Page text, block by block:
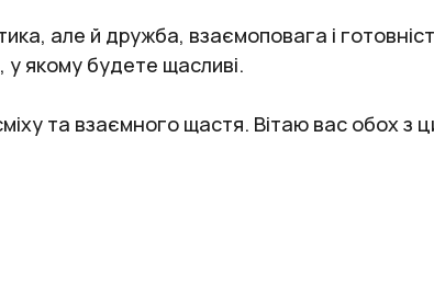
але й дружба, взаємоповага і
у якому будете щасливі.
та взаємного щастя. Вітаю вас обох з